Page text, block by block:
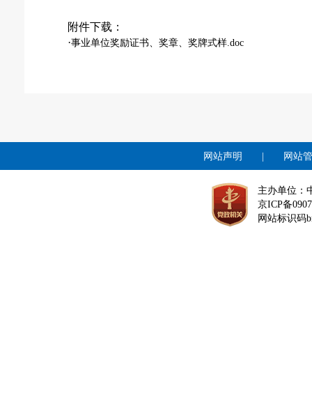
附件下载：
·事业单位奖励证书、奖章、奖牌式样.doc
网站声明 网站
主办单位：
京ICP备
网站标识码